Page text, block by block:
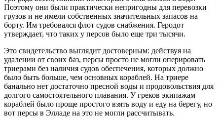
Поэтому они были практически непригодны для перевозки
грузов и не имели собственных значительных запасов на
борту. Им требовался флот судов снабжения. Геродот
утверждает, что таких у персов было еще три тысячи.
Это свидетельство выглядит достоверным: действуя на
удалении от своих баз, персы просто не могли оперировать
триерами без наличия судов обеспечения, которых должно
было быть больше, чем основных кораблей. На триере
банально нет достаточно пресной воды и продовольствия для
долгого самостоятельного плавания. У греков экипажам
кораблей было проще простого взять воду и еду на берегу, но
вот персы в Элладе на это не могли рассчитывать.